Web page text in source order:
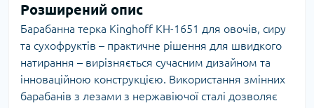
Розширений опис
Барабанна терка Kinghoff KH-1651 для овочів, сиру
та сухофруктів – практичне рішення для швидкого
натирання – вирізняється сучасним дизайном та
інноваційною конструкцією. Використання змінних
барабанів з лезами з нержавіючої сталі дозволяє